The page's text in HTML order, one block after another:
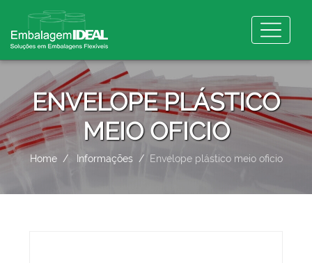
ENVELOPE PLÁSTICO
MEIO OFICIO
Home Informações Envelope plástico meio oficio